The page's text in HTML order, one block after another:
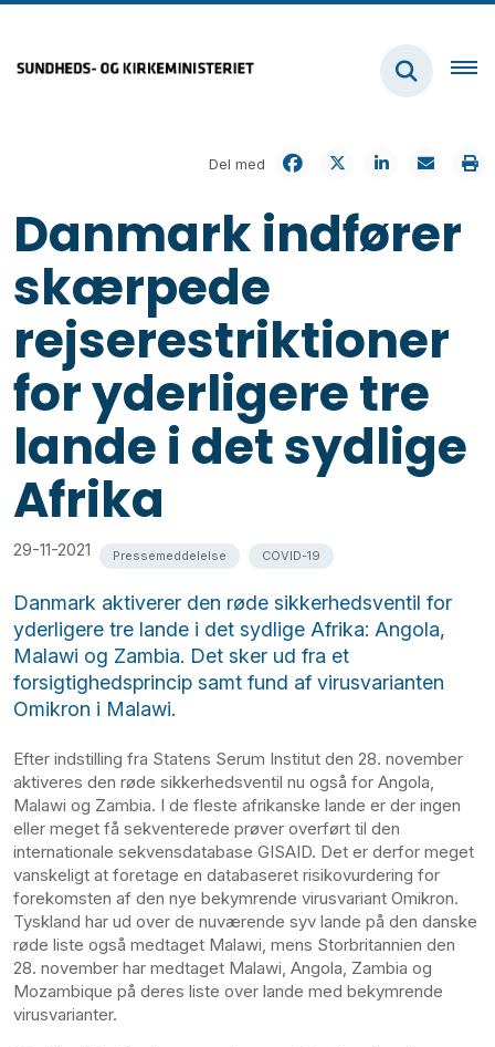
Del med
Danmark indfører
skærpede
rejserestriktioner
for yderligere tre
lande i det sydlige
Afrika
29-11-2021 Pressemeddelelse COVID-19
Danmark aktiverer den røde sikkerhedsventil for
yderligere tre lande i det sydlige Afrika: Angola,
Malawi og Zambia. Det sker ud fra et
forsigtighedsprincip samt fund af virusvarianten
Omikron i Malawi.
Efter indstilling fra Statens Serum Institut den 28. november
aktiveres den røde sikkerhedsventil nu også for Angola,
Malawi og Zambia. I de fleste afrikanske lande er der ingen
eller meget få sekventerede prøver overført til den
internationale sekvensdatabase GISAID. Det er derfor meget
vanskeligt at foretage en databaseret risikovurdering for
forekomsten af den nye bekymrende virusvariant Omikron.
Tyskland har ud over de nuværende syv lande på den danske
røde liste også medtaget Malawi, mens Storbritannien den
28. november har medtaget Malawi, Angola, Zambia og
Mozambique på deres liste over lande med bekymrende
virusvarianter.